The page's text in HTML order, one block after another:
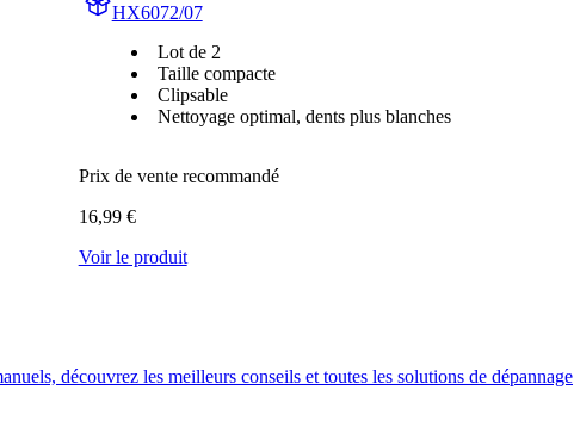
HX6072/07
Lot de 2
Taille compacte
Clipsable
Nettoyage optimal, dents plus blanches
Prix de vente recommandé
16,99 €
Voir le produit
découvrez les meilleurs conseils et toutes les solutions de dépannage